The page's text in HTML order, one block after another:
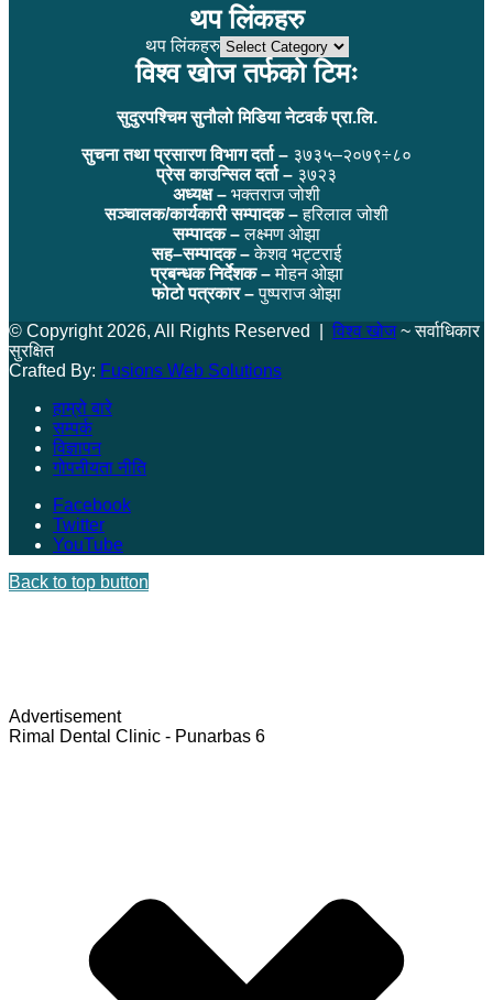
थप लिंकहरु
थप लिंकहरु
विश्व खोज तर्फको टिमः
सुदुरपश्चिम सुनौलो मिडिया नेटवर्क प्रा.लि.
सुचना तथा प्रसारण विभाग दर्ता – ३७३५–२०७९÷८०
प्रेस काउन्सिल दर्ता – ३७२३
अध्यक्ष – भक्तराज जोशी
सञ्चालक/कार्यकारी सम्पादक –हरिलाल जोशी
सम्पादक –लक्ष्मण ओझा
सह–सम्पादक –केशव भट्टराई
प्रबन्धक निर्देशक –मोहन ओझा
फोटो पत्रकार –पुष्पराज ओझा
© Copyright 2026, All Rights Reserved | विश्व खोज~ सर्वाधिकार
सुरक्षित
Crafted By: Fusions Web Solutions
हाम्रो बारे
सम्पर्क
विज्ञापन
गोपनीयता नीति
Facebook
Twitter
YouTube
Back to top button
Advertisement
Rimal Dental Clinic - Punarbas 6